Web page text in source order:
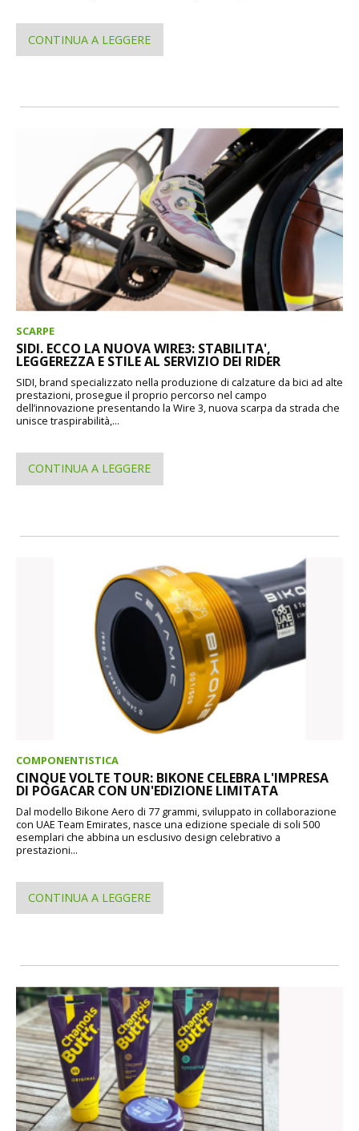
CONTINUA A LEGGERE
SCARPE
SIDI. ECCO LA NUOVA WIRE3: STABILITA',
LEGGEREZZA E STILE AL SERVIZIO DEI RIDER
SIDI, brand specializzato nella produzione di calzature da bici ad alte
prestazioni, prosegue il proprio percorso nel campo
dell’innovazione presentando la Wire 3, nuova scarpa da strada che
unisce traspirabilità,...
CONTINUA A LEGGERE
COMPONENTISTICA
CINQUE VOLTE TOUR: BIKONE CELEBRA L'IMPRESA
DI POGACAR CON UN'EDIZIONE LIMITATA
Dal modello Bikone Aero di 77 grammi, sviluppato in collaborazione
con UAE Team Emirates, nasce una edizione speciale di soli 500
esemplari che abbina un esclusivo design celebrativo a
prestazioni...
CONTINUA A LEGGERE